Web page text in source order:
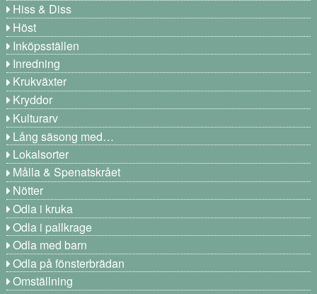
Hiss & Diss
Höst
Inköpsställen
Inredning
Krukväxter
Kryddor
Kulturarv
Lång säsong med…
Lokalsorter
Målla & Spenatskrået
Nötter
Odla i kruka
Odla i pallkrage
Odla med barn
Odla på fönsterbrädan
Omställning